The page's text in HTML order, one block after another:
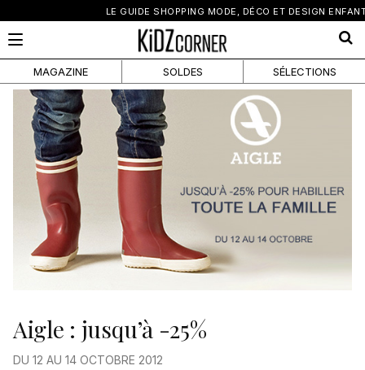
LE GUIDE SHOPPING MODE, DÉCO ET DESIGN ENFANT×
MAGAZINE SOLDES SÉLECTIONS
Aigle : jusqu’à -25%
DU 12 AU 14 OCTOBRE 2012